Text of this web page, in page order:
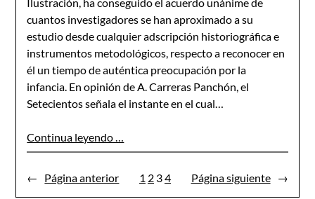
cuantos investigadores se han aproximado a su
estudio desde cualquier adscripción historiográfica e
instrumentos metodológicos, respecto a reconocer en
él un tiempo de auténtica preocupación por la
infancia. En opinión de A. Carreras Panchón, el
Setecientos señala el instante en el cual…
Continua leyendo …
← Página anterior 1 2 34 Página siguiente →